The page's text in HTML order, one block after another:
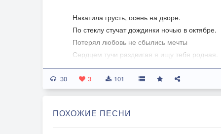
Накатила грусть, осень на дворе.
По стеклу стучат дождинки ночью в октябре.
Потерял любовь не сбылись мечты
Сердцем тучи раздвигая я ищу тебя родная.
Кто мне скажет где же ты.
Припев
Берег левый берег правый
Я стою у переправы, как мы далеки.
30 3 101
ПОХОЖИЕ ПЕСНИ